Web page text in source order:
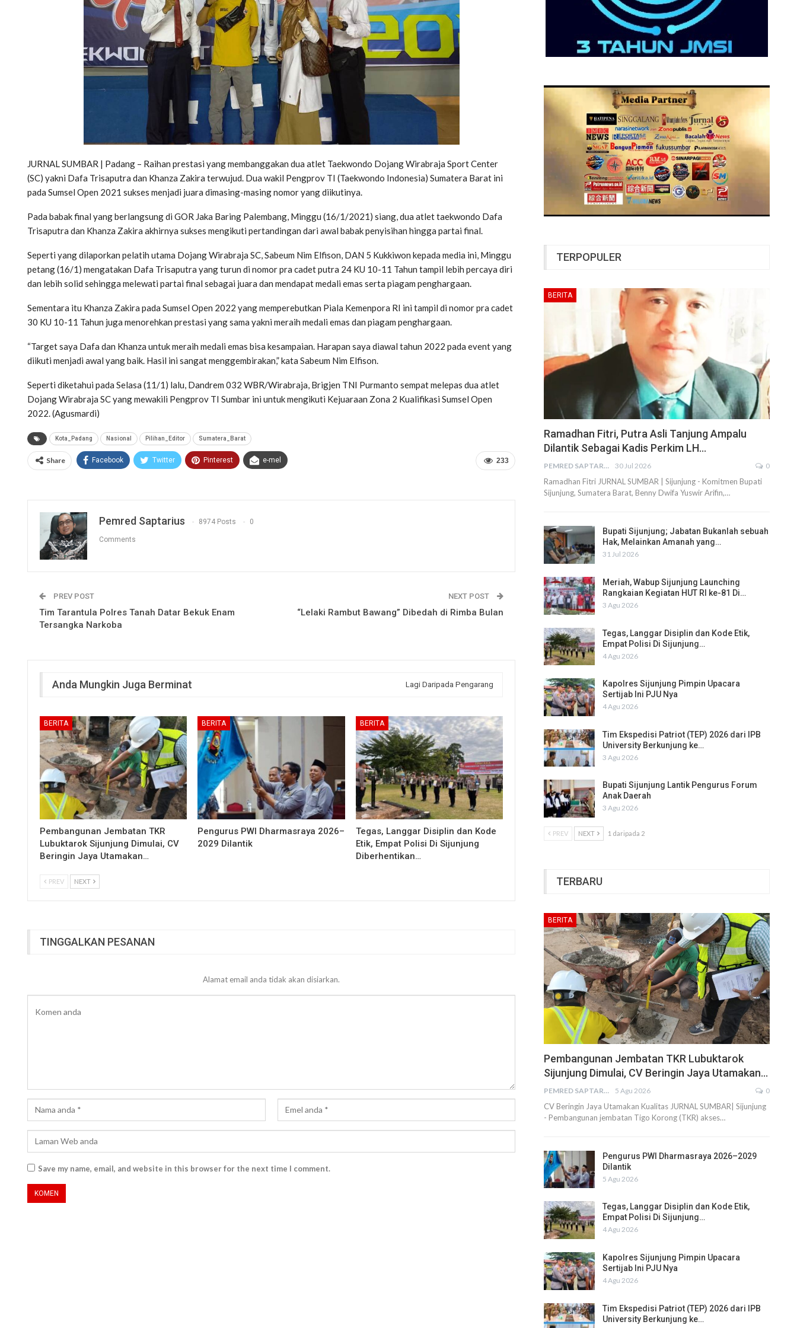
JURNAL SUMBAR | Padang – Raihan prestasi yang membanggakan dua atlet Taekwondo Dojang Wirabraja Sport Center
(SC) yakni Dafa Trisaputra dan Khanza Zakira terwujud. Dua wakil Pengprov TI (Taekwondo Indonesia) Sumatera Barat ini
pada Sumsel Open 2021 sukses menjadi juara dimasing-masing nomor yang diikutinya.
Pada babak final yang berlangsung di GOR Jaka Baring Palembang, Minggu (16/1/2021) siang, dua atlet taekwondo Dafa
Trisaputra dan Khanza Zakira akhirnya sukses mengikuti pertandingan dari awal babak penyisihan hingga partai final.
Seperti yang dilaporkan pelatih utama Dojang Wirabraja SC, Sabeum Nim Elfison, DAN 5 Kukkiwon kepada media ini, Minggu
petang (16/1) mengatakan Dafa Trisaputra yang turun di nomor pra cadet putra 24 KU 10-11 Tahun tampil lebih percaya diri
dan lebih solid sehingga melewati partai final sebagai juara dan mendapat medali emas serta piagam penghargaan.
Sementara itu Khanza Zakira pada Sumsel Open 2022 yang memperebutkan Piala Kemenpora RI ini tampil di nomor pra cadet
30 KU 10-11 Tahun juga menorehkan prestasi yang sama yakni meraih medali emas dan piagam penghargaan.
“Target saya Dafa dan Khanza untuk meraih medali emas bisa kesampaian. Harapan saya diawal tahun 2022 pada event yang
diikuti menjadi awal yang baik. Hasil ini sangat menggembirakan,” kata Sabeum Nim Elfison.
Seperti diketahui pada Selasa (11/1) lalu, Dandrem 032 WBR/Wirabraja, Brigjen TNI Purmanto sempat melepas dua atlet
Dojang Wirabraja SC yang mewakili Pengprov TI Sumbar ini untuk mengikuti Kejuaraan Zona 2 Kualifikasi Sumsel Open
2022. (Agusmardi)
Kota_Padang Nasional Pilihan_Editor Sumatera_Barat
233
Share Facebook Twitter Pinterest e-mel
Pemred Saptarius 8974 Posts 0
Comments
PREV POST
Tim Tarantula Polres Tanah Datar Bekuk Enam
Tersangka Narkoba
NEXT POST
“Lelaki Rambut Bawang” Dibedah di Rimba Bulan
Anda Mungkin Juga Berminat Lagi Daripada Pengarang
BERITA
Pembangunan Jembatan TKR
Lubuktarok Sijunjung Dimulai, CV
Beringin Jaya Utamakan…
BERITA
Pengurus PWI Dharmasraya 2026–
2029 Dilantik
BERITA
Tegas, Langgar Disiplin dan Kode
Etik, Empat Polisi Di Sijunjung
Diberhentikan…
PREV NEXT
TINGGALKAN PESANAN
Alamat email anda tidak akan disiarkan.
Save my name, email, and website in this browser for the next time I comment.
TERPOPULER
BERITA
Ramadhan Fitri, Putra Asli Tanjung Ampalu
Dilantik Sebagai Kadis Perkim LH…
PEMRED SAPTARIUS 30 Jul 2026 0
Ramadhan Fitri JURNAL SUMBAR | Sijunjung - Komitmen Bupati
Sijunjung, Sumatera Barat, Benny Dwifa Yuswir Arifin,…
Bupati Sijunjung; Jabatan Bukanlah sebuah
Hak, Melainkan Amanah yang…
31 Jul 2026
Meriah, Wabup Sijunjung Launching
Rangkaian Kegiatan HUT RI ke-81 Di…
3 Agu 2026
Tegas, Langgar Disiplin dan Kode Etik,
Empat Polisi Di Sijunjung…
4 Agu 2026
Kapolres Sijunjung Pimpin Upacara
Sertijab Ini PJU Nya
4 Agu 2026
Tim Ekspedisi Patriot (TEP) 2026 dari IPB
University Berkunjung ke…
3 Agu 2026
Bupati Sijunjung Lantik Pengurus Forum
Anak Daerah
3 Agu 2026
PREV NEXT 1 daripada 2
TERBARU
BERITA
Pembangunan Jembatan TKR Lubuktarok
Sijunjung Dimulai, CV Beringin Jaya Utamakan…
PEMRED SAPTARIUS 5 Agu 2026 0
CV Beringin Jaya Utamakan Kualitas JURNAL SUMBAR| Sijunjung
- Pembangunan jembatan Tigo Korong (TKR) akses…
Pengurus PWI Dharmasraya 2026–2029
Dilantik
5 Agu 2026
Tegas, Langgar Disiplin dan Kode Etik,
Empat Polisi Di Sijunjung…
4 Agu 2026
Kapolres Sijunjung Pimpin Upacara
Sertijab Ini PJU Nya
4 Agu 2026
Tim Ekspedisi Patriot (TEP) 2026 dari IPB
University Berkunjung ke…